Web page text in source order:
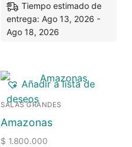
Tiempo estimado de
entrega: Ago 13, 2026 -
Ago 18, 2026
Añadir a lista de
deseos
SALAS GRANDES
Amazonas
$ 1.800.000